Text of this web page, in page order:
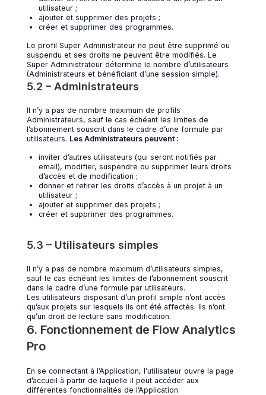
utilisateur ;
ajouter et supprimer des projets ;
créer et supprimer des programmes.
Le profil Super Administrateur ne peut être supprimé ou
suspendu et ses droits ne peuvent être modifiés. Le
Super Administrateur détermine le nombre d’utilisateurs
(Administrateurs et bénéficiant d’une session simple).
5.2 – Administrateurs
Il n’y a pas de nombre maximum de profils
Administrateurs, sauf le cas échéant les limites de
l’abonnement souscrit dans le cadre d’une formule par
utilisateurs. Les Administrateurs peuvent :
inviter d’autres utilisateurs (qui seront notifiés par
email), modifier, suspendre ou supprimer leurs droits
d’accès et de modification ;
donner et retirer les droits d’accès à un projet à un
utilisateur ;
ajouter et supprimer des projets ;
créer et supprimer des programmes.
5.3 – Utilisateurs simples
Il n’y a pas de nombre maximum d’utilisateurs simples,
sauf le cas échéant les limites de l’abonnement souscrit
dans le cadre d’une formule par utilisateurs.
Les utilisateurs disposant d’un profil simple n’ont accès
qu’aux projets sur lesquels ils ont été affectés. Ils n’ont
qu’un droit de lecture sans modification.
6. Fonctionnement de Flow Analytics
Pro
En se connectant à l’Application, l’utilisateur ouvre la page
d’accueil à partir de laquelle il peut accéder aux
différentes fonctionnalités de l’Application.